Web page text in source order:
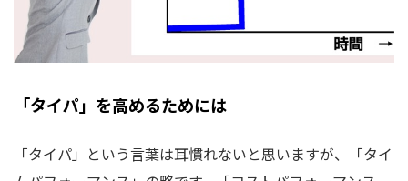
「タイパ」を高めるためには
「タイパ」という言葉は耳慣れないと思いますが、「タイ